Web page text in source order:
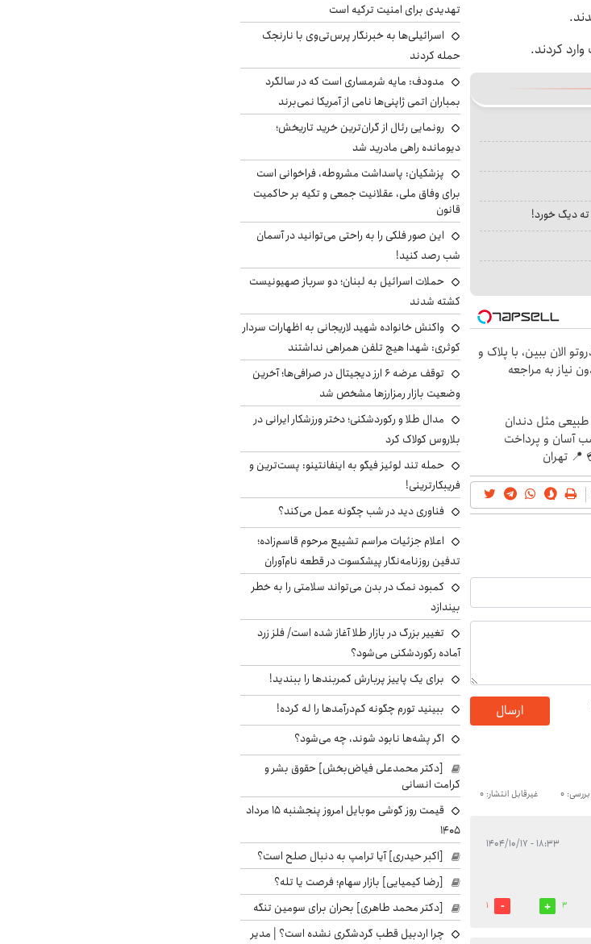
کردند.
ته دیگ خورد!
الان ببین، با پلاک و
نیاز به مراجعه
مثل دندان
آسان و پرداخت
تهران
ارسال
0 غیرقابل انتشار: 0
۱۸:۳۳ - ۱۴۰۴/۱۰/۱۷
3
1
تهدیدی برای امنیت ترکیه است
اسرائیلی‌ها به خبرنگار پرس‌تی‌وی با نارنجک
حمله کردند
مدودف: مایه شرمساری است که در سالگرد
بمباران اتمی ژاپنی‌ها نامی از آمریکا نمی‌برند
رونمایی رئال از گران‌ترین خرید تاریخش؛
دیومانده راهی مادرید شد
پزشکیان: پاسداشت مشروطه، فراخوانی است
برای وفاق ملی، عقلانیت جمعی و تکیه بر حاکمیت
قانون
این صور فلکی را به راحتی می‌توانید در آسمان
شب رصد کنید!
حملات اسرائیل به لبنان؛ دو سرباز صهیونیست
کشته شدند
واکنش خانواده شهید لاریجانی به اظهارات سردار
کوثری: شهدا هیچ تلفن همراهی نداشتند
توقف عرضه ۶ ارز دیجیتال در صرافی‌ها؛ آخرین
وضعیت بازار رمزارزها مشخص شد
مدال طلا و رکوردشکنی؛ دختر ورزشکار ایرانی در
بلاروس کولاک کرد
حمله تند لوئیز فیگو به اینفانتینو: پست‌ترین و
فریبکارترینی!
فناوری دید در شب چگونه عمل می‌کند؟
اعلام جزئیات مراسم تشییع مرحوم قاسم‌زاده؛
تدفین روزنامه‌نگار پیشکسوت در قطعه نام‌آوران
کمبود نمک در بدن می‌تواند سلامتی را به خطر
بیندازد
تغییر بزرگ در بازار طلا آغاز شده است/ فلز زرد
آماده رکوردشکنی می‌شود؟
برای یک پاییز پربارش کمربندها را ببندید!
ببینید تورم چگونه کم‌درآمدها را له کرده!
اگر پشه‌ها نابود شوند، چه می‌شود؟
[دکتر محمدعلی فیاض‌بخش] حقوق بشر و
کرامت انسانی
قیمت روز گوشی موبایل امروز پنجشنبه ۱۵ مرداد
۱۴۰۵
[اکبر حیدری] آیا ترامپ به دنبال صلح است؟
[رضا کیمیایی] بازار سهام؛ فرصت یا تله؟
[دکتر محمد طاهری] بحران برای سومین تنگه
چرا اردبیل قطب گردشگری نشده است؟ | مدیر